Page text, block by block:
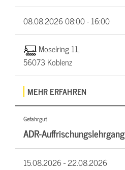
08.08.202608:00 - 16:00
Moselring 11,
56073 Koblenz
MEHR ERFAHREN
Gefahrgut
ADR-Auffrischungslehrgang
15.08.2026 -22.08.2026